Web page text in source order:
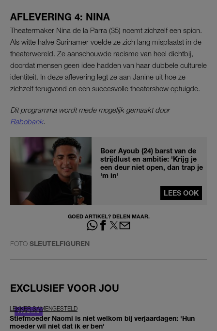
AFLEVERING 4: NINA
Theatermaker Nina de la Parra (35) noemt zichzelf een spion.
Als witte halve Surinamer voelde ze zich lang misplaatst in de
theaterwereld. Ze aanschouwde racisme van heel dichtbij,
doordat mensen geen idee hadden van haar dubbele culturele
identiteit. In deze aflevering legt ze aan Janine uit hoe ze
zichzelf terugvond en een succesvolle theatershow optuigde.
Dit programma wordt mede mogelijk gemaakt door
Rabobank.
Boer Ayoub (24) barst van de
strijdlust en ambitie: 'Krijg je
een deur niet open, dan trap je
'm in'
LEES OOK
GOED ARTIKEL? DELEN MAAR.
FOTO SLEUTELFIGUREN
EXCLUSIEF VOOR JOU
LEKKER SAMENGESTELD
Stiefmoeder Naomi is niet welkom bij verjaardagen: 'Hun
moeder wil niet dat ik er ben'